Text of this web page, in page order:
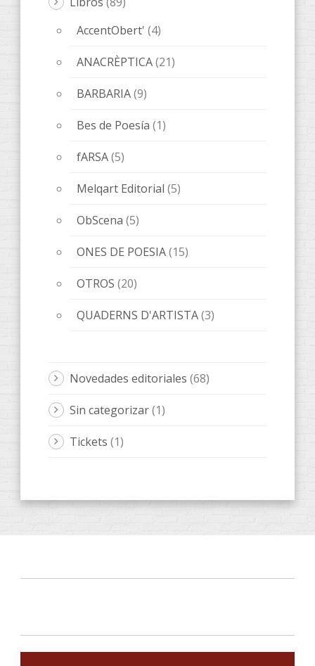
AccentObert' (4)
ANACRÈPTICA(21)
BARBARIA(9)
Bes de Poesía (1)
fARSA(5)
Melqart Editorial (5)
ObScena (5)
ONES DE POESIA(15)
OTROS (20)
QUADERNS D'ARTISTA(3)
Novedades editoriales (68)
Sin categorizar(1)
Tickets (1)